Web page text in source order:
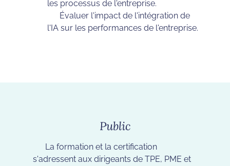
les processus de l'entreprise.
Évaluer l'impact de l'intégration de
l'IA sur les performances de l'entreprise.
Public
La formation et la certification
s'adressent aux dirigeants de TPE, PME et